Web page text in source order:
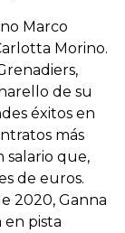
Marco
Morino.
de su
éxitos en
más
salario que,
de euros.
2020, Ganna
en pista